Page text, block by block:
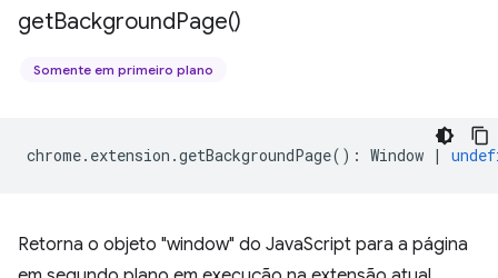
getBackgroundPage()
Somente em primeiro plano
chrome. extension .getBackgroundPage() : Window |
Retorna o objeto "window" do JavaScript para a página